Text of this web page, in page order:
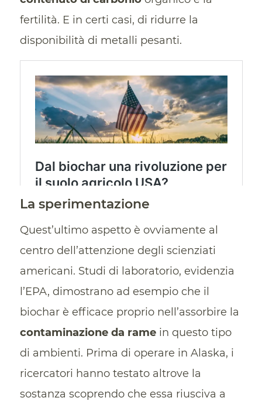
fertilità. E in certi casi, di ridurre la
disponibilità di metalli pesanti.
La sperimentazione
Quest’ultimo aspetto è ovviamente al
centro dell’attenzione degli scienziati
americani. Studi di laboratorio, evidenzia
l’EPA, dimostrano ad esempio che il
biochar è efficace proprio nell’assorbire la
contaminazione da ramein questo tipo
di ambienti. Prima di operare in Alaska, i
ricercatori hanno testato altrove la
sostanza scoprendo che essa riusciva a